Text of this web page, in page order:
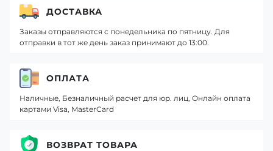
ДОСТАВКА
Заказы отправляются с понедельника по пятницу. Для
отправки в тот же день заказ принимают до 13:00.
ОПЛАТА
Наличные, Безналичный расчет для юр. лиц, Онлайн оплата
картами Visa, MasterCard
ВОЗВРАТ ТОВАРА